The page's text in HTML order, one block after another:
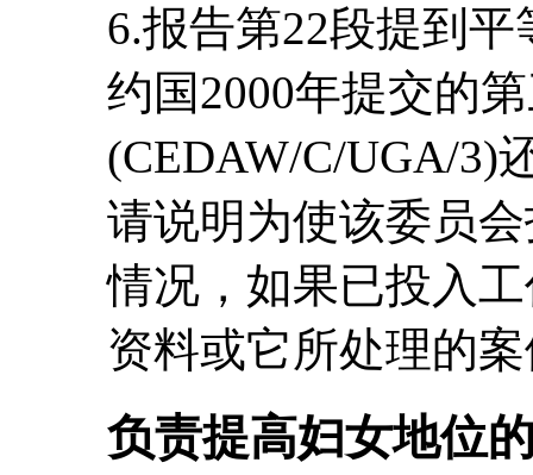
6.报告第22段提到
约国2000年提交的
(CEDAW/C/UGA/3)
请说明为使该委员
情况，如果已投入
资料或它所处理的
负责提高妇女地位